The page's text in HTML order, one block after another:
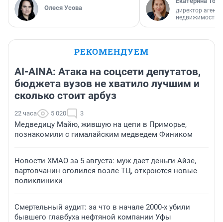
Олеся Усова
директор
недвижимости
РЕКОМЕНДУЕМ
AI-AINA: Атака на соцсети депутатов,
бюджета вузов не хватило лучшим и
сколько стоит арбуз
22 часа 5 020 3
Медведицу Майю, жившую на цепи в Приморье,
познакомили с гималайским медведем Фиником
Новости ХМАО за 5 августа: муж дает деньги Айзе,
вартовчанин оголился возле ТЦ, откроются новые
поликлиники
Смертельный аудит: за что в начале 2000-х убили
бывшего главбуха нефтяной компании Уфы